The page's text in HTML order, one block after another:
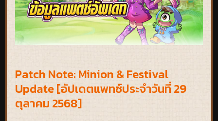
Patch Note: Minion & Festival
Update [อัปเดตแพทซ์ประจำวันที่ 29
ตุลาคม 2568]